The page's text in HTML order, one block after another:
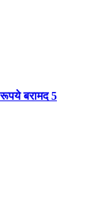
बरामद 5